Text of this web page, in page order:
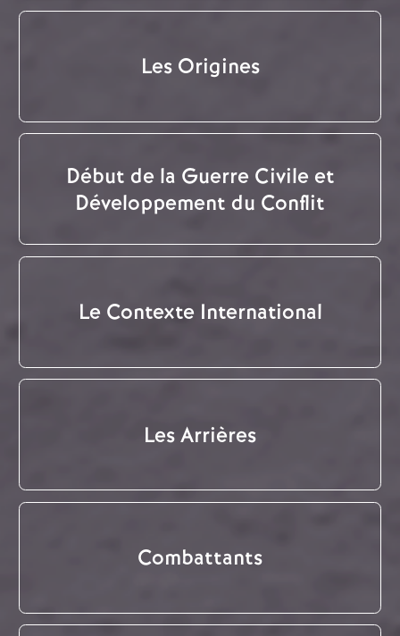
Les Origines
Début de la Guerre Civile et
Développement du Conflit
Le Contexte International
Les Arrières
Combattants